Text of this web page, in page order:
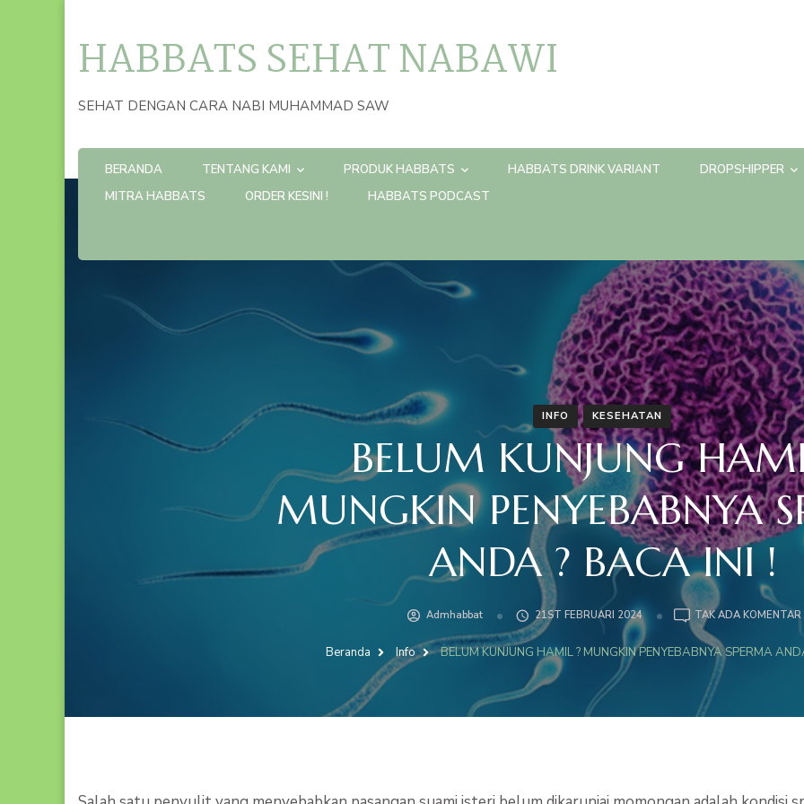
HABBATS SEHAT NABAWI
SEHAT DENGAN CARA NABI MUHAMMAD SAW
BERANDA TENTANG KAMI PRODUK HABBATS HABBATS DRINK VARIANT DROPSHIPPER
MITRA HABBATS
ORDER KESINI ! HABBATS PODCAST
INFO KESEHATAN
BELUM KUNJUNG
MUNGKIN PENYEBABNYA
ANDA ? BACA INI !
Admhabbat 21ST FEBRUARI 2024 TAK ADA KOMENTAR
Beranda Info BELUM KUNJUNG HAMIL ? MUNGKIN PENYEBABNYA SPERMA